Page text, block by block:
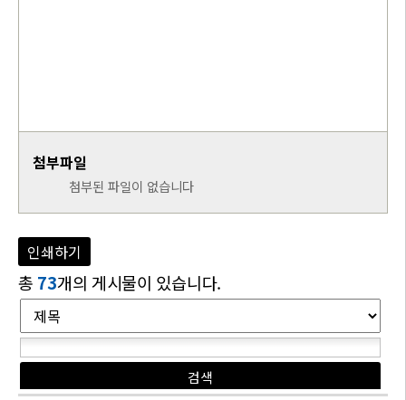
첨부파일
첨부된 파일이 없습니다
인쇄하기
총 73개의 게시물이 있습니다.